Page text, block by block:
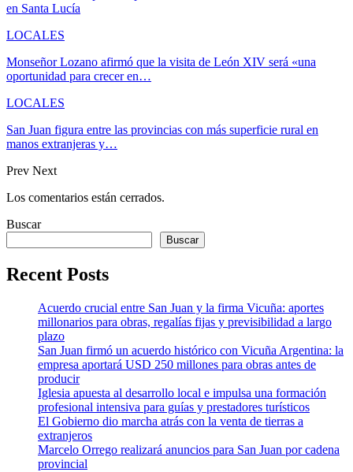
en Santa Lucía
LOCALES
Monseñor Lozano afirmó que la visita de León XIV será «una
oportunidad para crecer en…
LOCALES
San Juan figura entre las provincias con más superficie rural en
manos extranjeras y…
Prev Next
Los comentarios están cerrados.
Buscar
Buscar
Recent Posts
Acuerdo crucial entre San Juan y la firma Vicuña: aportes
millonarios para obras, regalías fijas y previsibilidad a largo
plazo
San Juan firmó un acuerdo histórico con Vicuña Argentina: la
empresa aportará USD 250 millones para obras antes de
producir
Iglesia apuesta al desarrollo local e impulsa una formación
profesional intensiva para guías y prestadores turísticos
El Gobierno dio marcha atrás con la venta de tierras a
extranjeros
Marcelo Orrego realizará anuncios para San Juan por cadena
provincial